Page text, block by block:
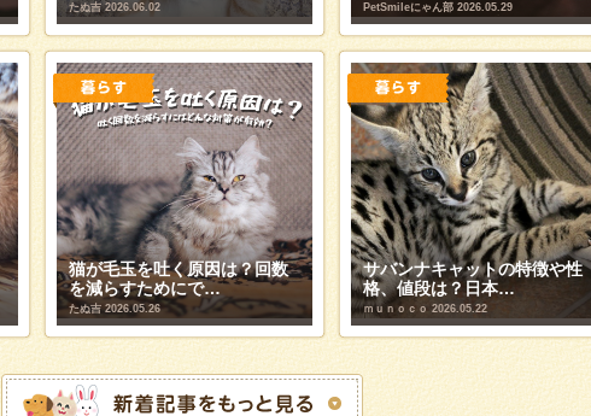
たぬ吉 2026.06.02 PetSmileにゃん部 2026.05.29
猫が毛玉を吐く原因は？回数
を減らすためにで…
たぬ吉 2026.05.26
サバンナキャットの特徴や性
格、値段は？日本…
ｍｕｎｏｃｏ 2026.05.22